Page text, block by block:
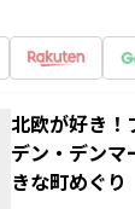
北欧が好き！
デン・デンマ
きな町めぐり